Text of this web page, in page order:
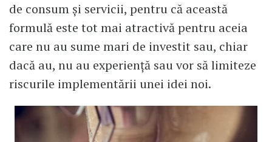
de consum și servicii, pentru că această
formulă este tot mai atractivă pentru aceia
care nu au sume mari de investit sau, chiar
dacă au, nu au experiență sau vor să limiteze
riscurile implementării unei idei noi.